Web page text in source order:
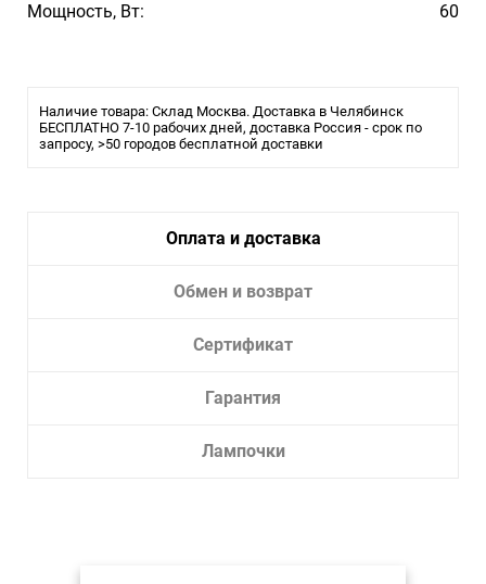
Мощность, Вт:
60
Наличие товара: Склад Москва. Доставка в Челябинск
БЕСПЛАТНО 7-10 рабочих дней, доставка Россия - срок по
запросу, >50 городов бесплатной доставки
Оплата и доставка
Обмен и возврат
Сертификат
Гарантия
Лампочки